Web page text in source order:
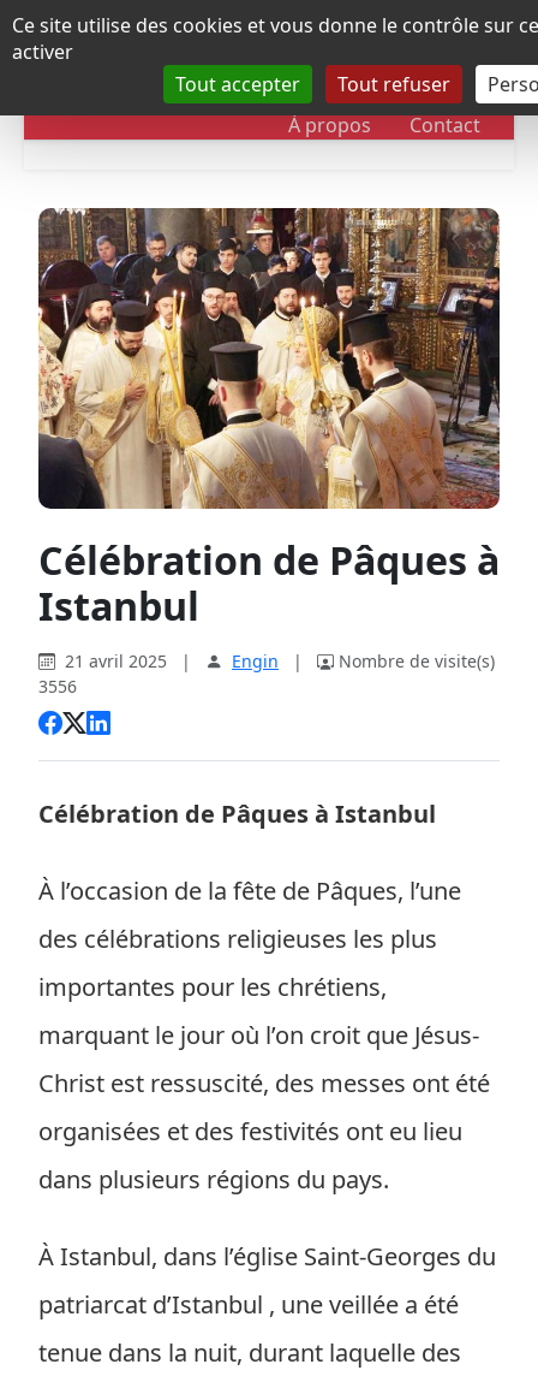
Panneau de gestion des cookies
Ce site utilise des cookies et vous donne le contrôle sur
activer
Tout accepter
Tout refuser
DOSSIERS CHRONOLOGIE
À propos Contact
Célébration de Pâques à
Istanbul
21 avril 2025 | Engin |
Nombre de visite(s)
3556
Célébration de Pâques à Istanbul
À l’occasion de la fête de Pâques, l’une
des célébrations religieuses les plus
importantes pour les chrétiens,
marquant le jour où l’on croit que Jésus-
Christ est ressuscité, des messes ont été
organisées et des festivités ont eu lieu
dans plusieurs régions du pays.
À Istanbul, dans l’église Saint-Georges du
patriarcat d’Istanbul , une veillée a été
tenue dans la nuit, durant laquelle des